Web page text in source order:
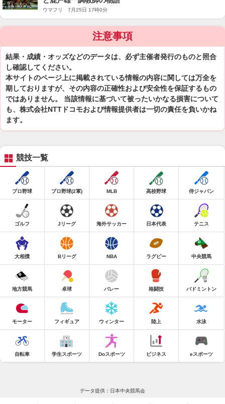
ウマフリ 7月25日 17時0分
注意事項
結果・成績・オッズなどのデータは、必ず主催者発行のものと照合
し確認してください。
本サイトのページ上に掲載されている情報の内容に関しては万全を
期しておりますが、その内容の正確性および安全性を保証するもの
ではありません。 当該情報に基づいて被ったいかなる損害について
も、株式会社NTTドコモおよび情報提供者は一切の責任を負いかね
ます。
競技一覧
プロ野球 プロ野球(2軍) MLB 高校野球 侍ジャパン
ゴルフ Jリーグ 海外サッカー 日本代表 テニス
大相撲 Bリーグ NBA ラグビー 中央競馬
地方競馬 卓球 バレー 格闘技 バドミントン
モーター フィギュア ウィンター 陸上 水泳
自転車 学生スポーツ Doスポーツ ビジネス eスポーツ
データ提供：日本中央競馬会